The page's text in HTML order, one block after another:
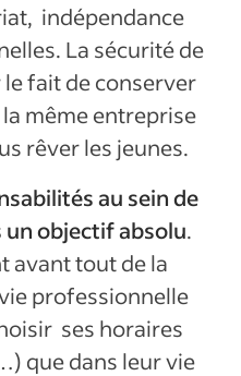
indépendance
La sécurité de
le fait de conserver
même entreprise
rêver les jeunes.
au sein de
un objectif absolu.
avant tout de la
professionnelle
ses horaires
que dans leur vie